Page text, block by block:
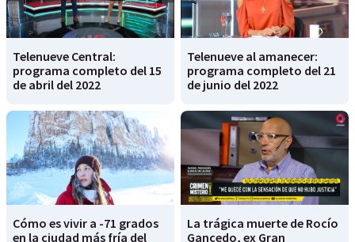
Telenueve Central:
programa completo del 15
de abril del 2022
Telenueve al amanecer:
programa completo del 21
de junio del 2022
Cómo es vivir a -71 grados
en la ciudad más fría del
La trágica muerte de Rocío
Gancedo, ex Gran